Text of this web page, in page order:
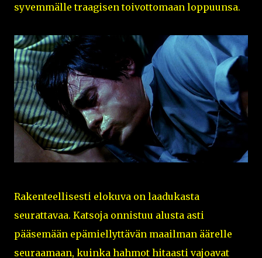
syvemmälle traagisen toivottomaan loppuunsa.
Rakenteellisesti elokuva on laadukasta
seurattavaa. Katsoja onnistuu alusta asti
pääsemään epämiellyttävän maailman äärelle
seuraamaan, kuinka hahmot hitaasti vajoavat